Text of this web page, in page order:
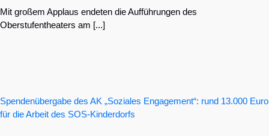
Mit großem Applaus endeten die Aufführungen des
Oberstufentheaters am [...]
Spendenübergabe des AK „Soziales Engagement“: rund 13.000 Euro
für die Arbeit des SOS-Kinderdorfs